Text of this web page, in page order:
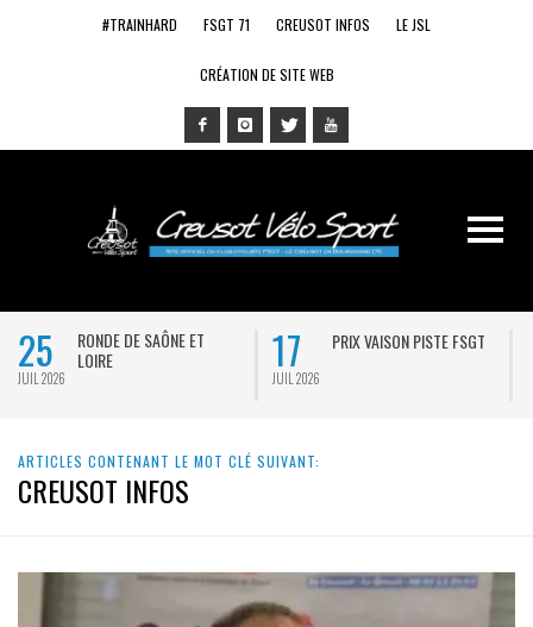
#TRAINHARD FSGT 71 CREUSOT INFOS LE JSL
CRÉATION DE SITE WEB
25
JUIL 2026
RONDE DE SAÔNE ET
LOIRE
17
JUIL 2026
PRIX VAISON PISTE FSGT
ARTICLES CONTENANT LE MOT CLÉ SUIVANT:
CREUSOT INFOS